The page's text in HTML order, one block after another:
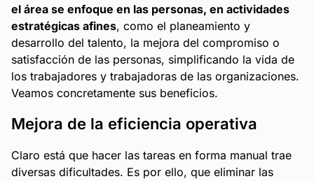
el área se enfoque en las personas, en actividades
estratégicas afines, como el planeamiento y
desarrollo del talento, la mejora del compromiso o
satisfacción de las personas, simplificando la vida de
los trabajadores y trabajadoras de las organizaciones.
Veamos concretamente sus beneficios.
Mejora de la eficiencia operativa
Claro está que hacer las tareas en forma manual trae
diversas dificultades. Es por ello, que eliminar las